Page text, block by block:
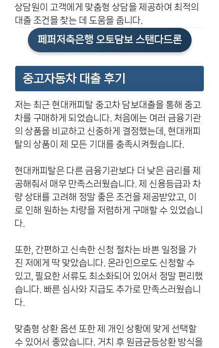
상담원이 고객에게 맞춤형 상담을 제공하여 최적의
대출 조건을 찾는 데 도움을 줍니다.
페퍼저축은행 오토담보 스탠다드론
중고자동차 대출 후기
저는 최근 현대캐피탈 중고차 담보대출을 통해 중고
차를 구매하게 되었습니다. 처음에는 여러 금융기관
의 상품을 비교하고 신중하게 결정했는데, 현대캐피
탈의 상품이 제 모든 기대를 충족시켜줬습니다.
현대캐피탈은 다른 금융기관보다 더 낮은 금리를 제
공해줘서 매우 만족스러웠습니다. 제 신용등급과 차
량 상태를 고려해 정말 좋은 조건을 제공받았고, 이
로 인해 원하는 차량을 저렴하게 구매할 수 있었습니
다.
또한, 간편하고 신속한 신청 절차는 바쁜 일정을 가
진 저에게 딱 맞았습니다. 온라인으로도 신청할 수
있고, 필요한 서류도 최소화되어 있어서 정말 편리했
습니다. 빠른 심사와 지급도 추가로 만족스러웠습니
다.
맞춤형 상환 옵션 또한 제 개인 상황에 맞게 선택할
수 있어서 좋았습니다. 거치 후 원금균등상환 방식을